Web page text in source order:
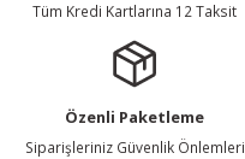
Tüm Kredi Kartlarına 12 Taksit
Özenli Paketleme
Siparişleriniz Güvenlik Önlemleri